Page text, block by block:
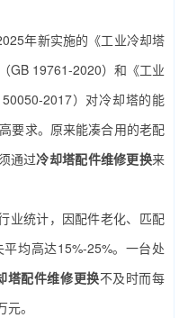
年新实施的《工业冷却塔
GB 19761-2020）和《工业
2017）对冷却塔的能
要求。原来能凑合用的老配
通过冷却塔配件维修更换来
业统计，因配件老化、匹配
均高达15%-25%。一台处
塔配件维修更换不及时而每
。